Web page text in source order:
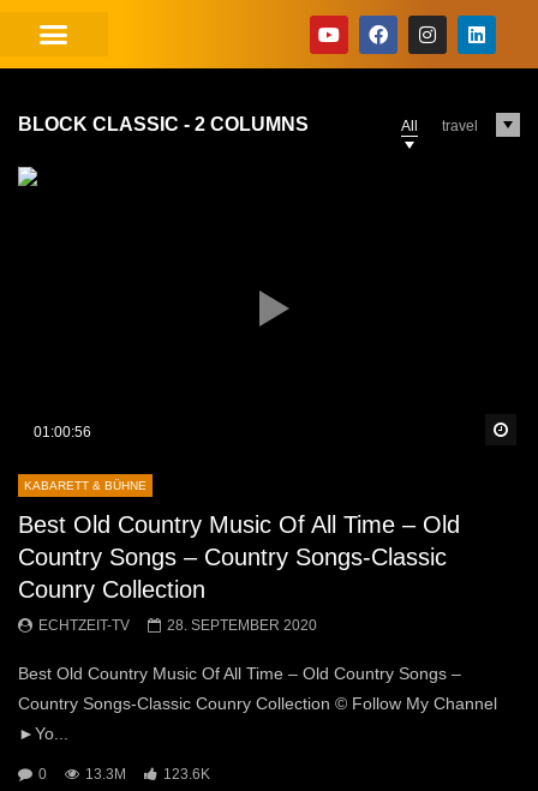
BLOCK CLASSIC - 2 COLUMNS All travel
01:00:56
KABARETT & BÜHNE
Best Old Country Music Of All Time – Old
Country Songs – Country Songs-Classic
Counry Collection
ECHTZEIT-TV 28. SEPTEMBER 2020
Best Old Country Music Of All Time – Old Country Songs –
Country Songs-Classic Counry Collection © Follow My Channel
►Yo...
0 13.3M 123.6K